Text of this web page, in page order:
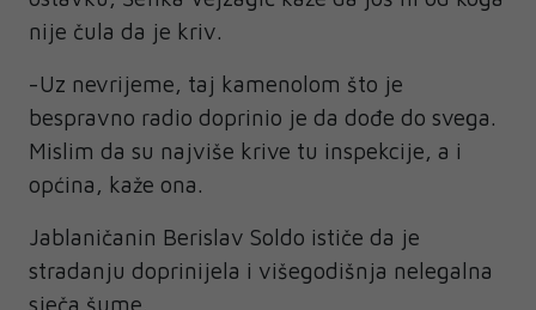
nije čula da je kriv.
-Uz nevrijeme, taj kamenolom što je
bespravno radio doprinio je da dođe do svega.
Mislim da su najviše krive tu inspekcije, a i
općina, kaže ona.
Jablaničanin Berislav Soldo ističe da je
stradanju doprinijela i višegodišnja nelegalna
sječa šume.